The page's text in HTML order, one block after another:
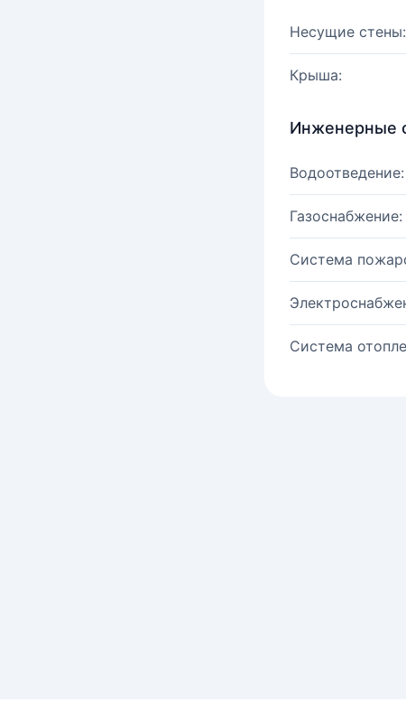
Несущие стены:
Крыша:
Инженерные
Водоотведение:
Газоснабжение:
Система
Система